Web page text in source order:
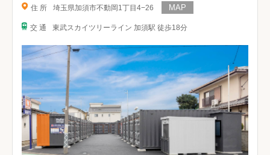
住 所 埼玉県加須市不動岡1丁目4−26
交 通 東武スカイツリーライン 加須駅 徒歩18分